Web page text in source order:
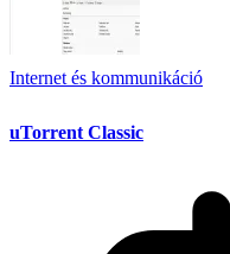
Internet és kommunikáció
uTorrent Classic